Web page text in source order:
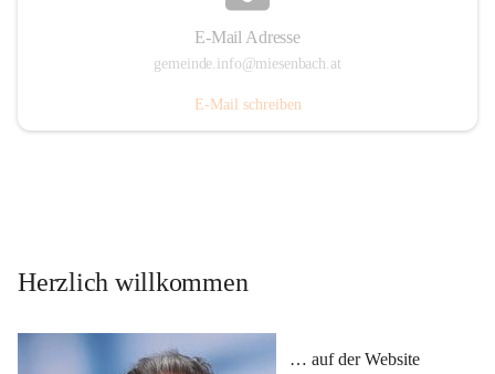
E-Mail Adresse
gemeinde.info@miesenbach.at
E-Mail schreiben
Herzlich willkommen
… auf der Website